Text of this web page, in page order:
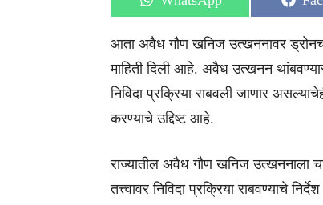
on
on
आता अवैध गौण खनिज उत्खननावर
माहिती दिली आहे. अवैध उत्खनन
निविदा प्रक्रिया राबवली जाणार
करण्याचे उद्दिष्ट आहे.
राज्यातील अवैध गौण खनिज उत्खननाला
तत्त्वावर निविदा प्रक्रिया राबवण्याचे